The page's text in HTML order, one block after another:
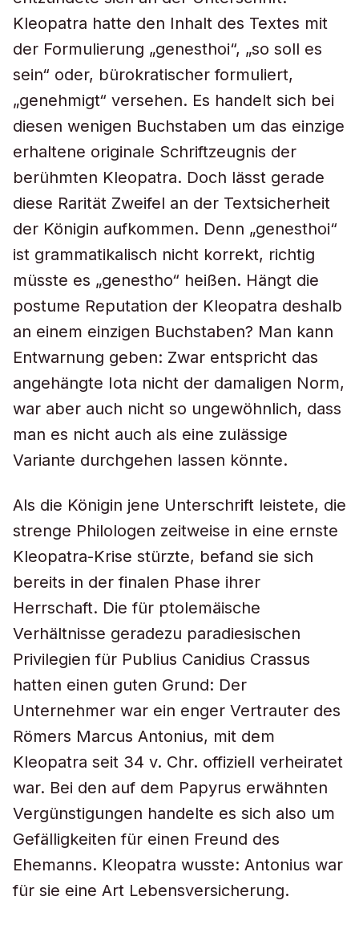
Kleopatra hatte den Inhalt des Textes mit
der Formulierung „genesthoi“, „so soll es
sein“ oder, bürokratischer formuliert,
„genehmigt“ versehen. Es handelt sich bei
diesen wenigen Buchstaben um das einzige
erhaltene originale Schriftzeugnis der
berühmten Kleopatra. Doch lässt gerade
diese Rarität Zweifel an der Textsicherheit
der Königin aufkommen. Denn „genesthoi“
ist grammatikalisch nicht korrekt, richtig
müsste es „genestho“ heißen. Hängt die
postume Reputation der Kleopatra deshalb
an einem einzigen Buchstaben? Man kann
Entwarnung geben: Zwar entspricht das
angehängte Iota nicht der damaligen Norm,
war aber auch nicht so ungewöhnlich, dass
man es nicht auch als eine zulässige
Variante durchgehen lassen könnte.
Als die Königin jene Unterschrift leistete, die
strenge Philologen zeitweise in eine ernste
Kleopatra-Krise stürzte, befand sie sich
bereits in der finalen Phase ihrer
Herrschaft. Die für ptolemäische
Verhältnisse geradezu paradiesischen
Privilegien für Publius Canidius Crassus
hatten einen guten Grund: Der
Unternehmer war ein enger Vertrauter des
Römers Marcus Antonius, mit dem
Kleopatra seit 34 v. Chr. offiziell verheiratet
war. Bei den auf dem Papyrus erwähnten
Vergünstigungen handelte es sich also um
Gefälligkeiten für einen Freund des
Ehemanns. Kleopatra wusste: Antonius war
für sie eine Art Lebensversicherung.